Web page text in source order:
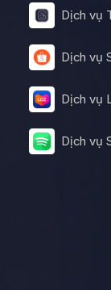
Dịch vụ
Dịch vụ
Dịch vụ
Dịch vụ
Đăng nhập để